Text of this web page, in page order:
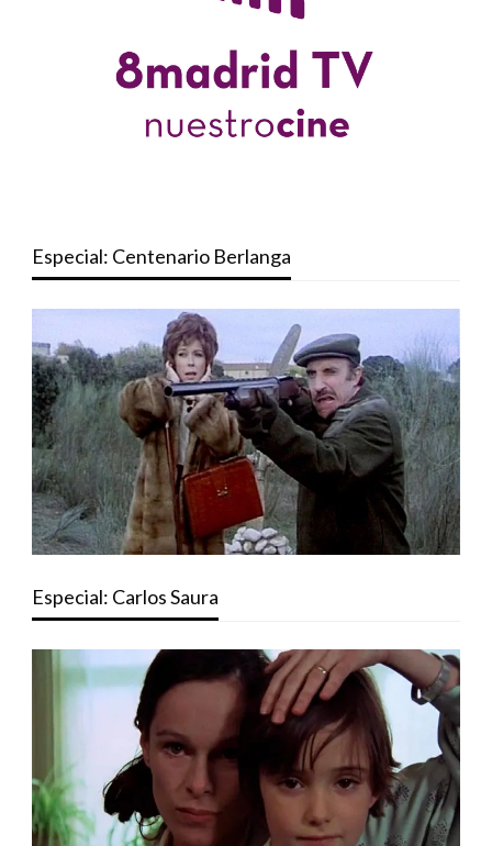
Especial: Centenario Berlanga
Especial: Carlos Saura